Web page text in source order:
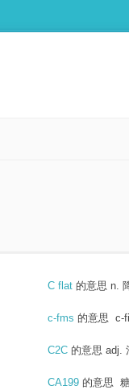
C flat 的意思 n.
c-fms 的意思 c-
C2C 的意思 adj.
CA199 的意思